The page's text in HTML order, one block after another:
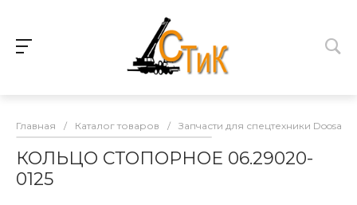
Главная / Каталог товаров / Запчасти для спецтехники Doosan
КОЛЬЦО СТОПОРНОЕ 06.29020-
0125